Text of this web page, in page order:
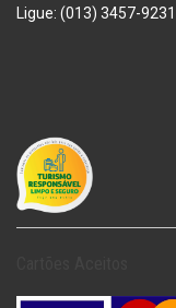
Ligue: (013) 3457-9231